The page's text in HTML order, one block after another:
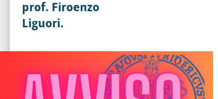
prof. Firoenzo
Liguori.